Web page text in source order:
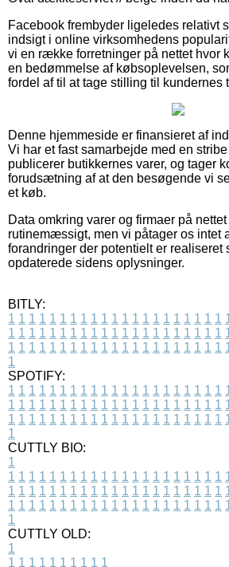
Facebook frembyder ligeledes relativt
indsigt i online virksomhedens
vi en række forretninger på nettet hvor
en bedømmelse af købsoplevelsen,
fordel af til at tage stilling til kundernes
Denne hjemmeside er finansieret af
Vi har et fast samarbejde med en
publicerer butikkernes varer, og tager
forudsætning af at den besøgende vi
et køb.
Data omkring varer og firmaer på
rutinemæssigt, men vi påtager os intet
forandringer der potentielt er realiseret
opdaterede sidens oplysninger.
BITLY:
1 1 1 1 1 1 1 1 1 1 1 1 1 1 1 1 1 1 1 1 1
1 1 1 1 1 1 1 1 1 1 1 1 1 1 1 1 1 1 1 1 1
1 1 1 1 1 1 1 1 1 1 1 1 1 1 1 1 1 1 1 1 1
1
SPOTIFY:
1 1 1 1 1 1 1 1 1 1 1 1 1 1 1 1 1 1 1 1 1
1 1 1 1 1 1 1 1 1 1 1 1 1 1 1 1 1 1 1 1 1
1 1 1 1 1 1 1 1 1 1 1 1 1 1 1 1 1 1 1 1 1
1
CUTTLY BIO:
1
1 1 1 1 1 1 1 1 1 1 1 1 1 1 1 1 1 1 1 1 1
1 1 1 1 1 1 1 1 1 1 1 1 1 1 1 1 1 1 1 1 1
1 1 1 1 1 1 1 1 1 1 1 1 1 1 1 1 1 1 1 1 1
1
CUTTLY OLD:
1
1 1 1 1 1 1 1 1 1 1